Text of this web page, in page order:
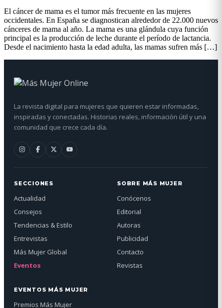
El cáncer de mama es el tumor más frecuente en las mujeres
occidentales. En España se diagnostican alrededor de 22.000 nuevos
cánceres de mama al año. La mama es una glándula cuya función
principal es la producción de leche durante el período de lactancia.
Desde el nacimiento hasta la edad adulta, las mamas sufren más […]
La revista digital para mujeres que quieren estar informadas,
inspiradas y conectadas. Historias reales, información útil y una
comunidad que crece cada día.
SECCIONES
Actualidad
Consejos
Tendencias & Estilo
Entrevistas
Más Mujer Global
Eventos
SOBRE MÁS MUJER
Conócenos
Editorial
Autoras
Publicidad
Contacto
Revistas
EVENTOS MÁS MUJER
Premios Más Mujer